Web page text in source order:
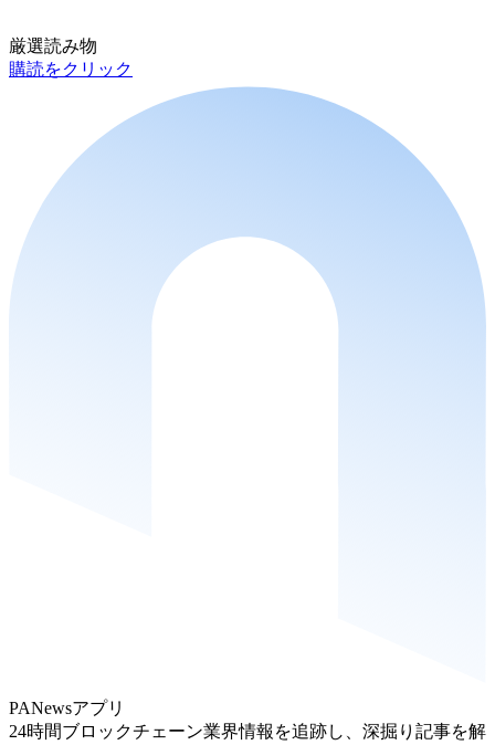
厳選読み物
購読をクリック
PANewsアプリ
24時間ブロックチェーン業界情報を追跡し、深掘り記事を解